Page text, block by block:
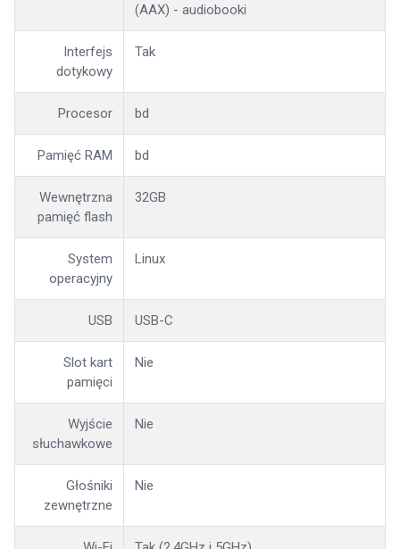
(AAX) - audiobooki
Interfejs
dotykowy
Tak
Procesor bd
Pamięć RAM bd
Wewnętrzna
pamięć flash
32GB
System
operacyjny
Linux
USB USB-C
Slot kart
pamięci
Nie
Wyjście
słuchawkowe
Nie
Głośniki
zewnętrzne
Nie